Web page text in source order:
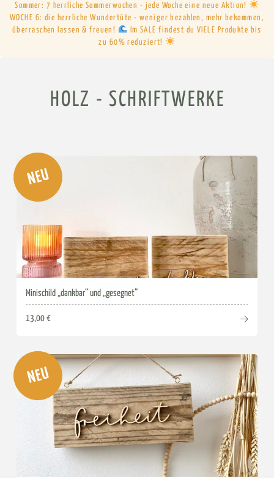
Sommer: 7 herrliche Sommerwochen - jede Woche eine neue Aktion!
WOCHE 6: die herrliche Wundertüte - weniger bezahlen, mehr bekommen,
überraschen lassen & freuen!
Im SALE findest du VIELE Produkte bis
zu 60% reduziert!
HOLZ - SCHRIFTWERKE
Minischild „dankbar“ und „gesegnet“
13,00 €
NEU
NEU